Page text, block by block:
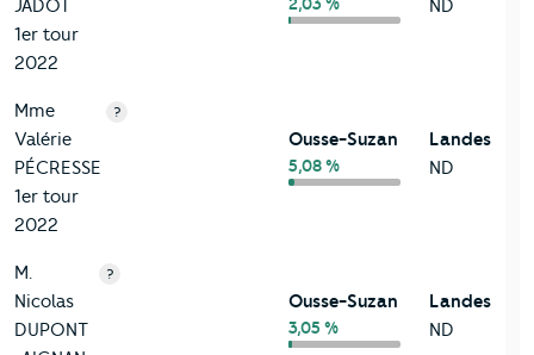
JADOT
1er tour
2022
ND
Mme
Valérie
PÉCRESSE
1er tour
2022
?
Ousse-Suzan
5,08 %
Landes
ND
M.
Nicolas
DUPONT
?
Ousse-Suzan
3,05 %
Landes
ND